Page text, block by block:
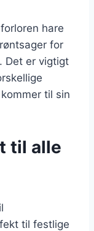
hare
for
Det er vigtigt
til sin
til alle
til festlige